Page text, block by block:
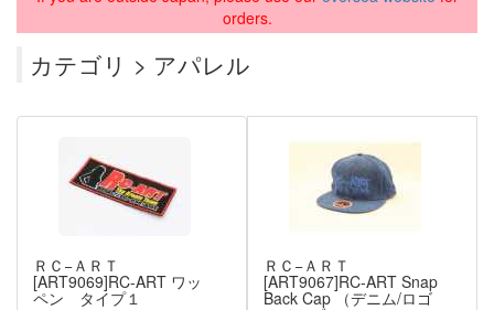
orders.
カテゴリ > アパレル
ＲＣ−ＡＲＴ
[ART9069]RC-ART ワッ
ペン タイプ１
ＲＣ−ＡＲＴ
[ART9067]RC-ART Snap
Back Cap （デニム/ロゴ